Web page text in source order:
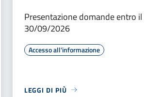
Presentazione domande entro il
30/09/2026
Accesso all'informazione
LEGGI DI PIÙ